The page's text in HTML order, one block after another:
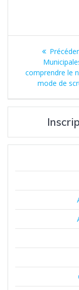
de
l’article
comprendre le
mode de